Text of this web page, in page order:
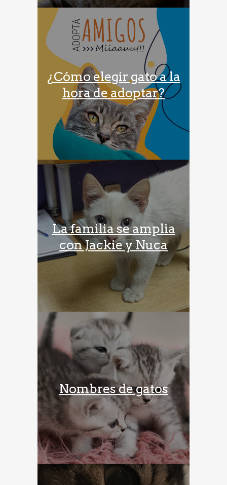
¿Cómo elegir gato a la
hora de adoptar?
La familia se amplia
con Jackie y Nuca
Nombres de gatos